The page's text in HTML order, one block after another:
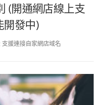
(開通網店線上支
開發中)
援連接自家網店域名